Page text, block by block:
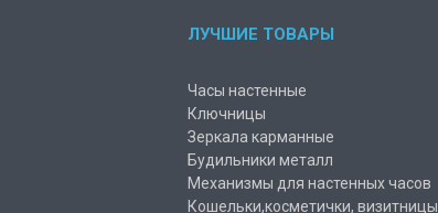
ЛУЧШИЕ ТОВАРЫ
Часы настенные
Ключницы
Зеркала карманные
Будильники металл
Механизмы для настенных часов
Кошельки,косметички, визитницы